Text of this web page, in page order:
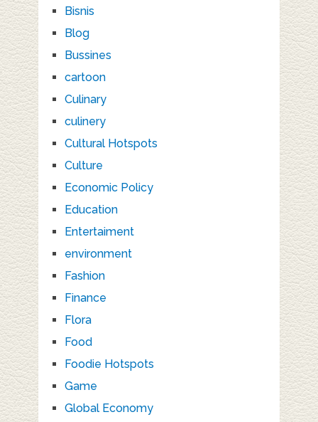
Bisnis
Blog
Bussines
cartoon
Culinary
culinery
Cultural Hotspots
Culture
Economic Policy
Education
Entertaiment
environment
Fashion
Finance
Flora
Food
Foodie Hotspots
Game
Global Economy